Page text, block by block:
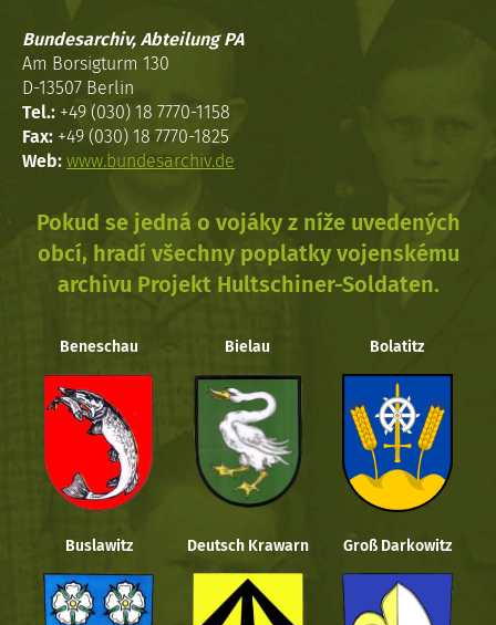
Bundesarchiv, Abteilung PA
Am Borsigturm 130
D-13507 Berlin
Tel.: +49 (030) 18 7770-1158
Fax: +49 (030) 18 7770-1825
Web: www.bundesarchiv.de
Pokud se jedná o vojáky z níže uvedených
obcí, hradí všechny poplatky vojenskému
archivu Projekt Hultschiner-Soldaten.
Beneschau Bielau Bolatitz
Buslawitz Deutsch Krawarn Groß Darkowitz